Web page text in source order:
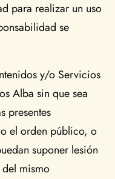
para realizar un uso
se
y/o Servicios
Alba sin que sea
presentes
el orden público, o
suponer lesión
mismo